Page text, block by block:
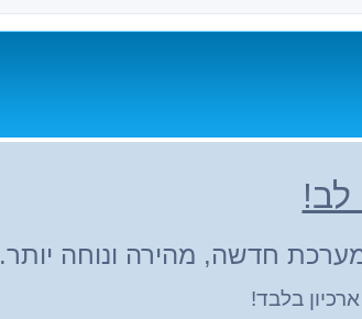
לב!
חדשה, מהירה ונוחה יותר.
בלבד!